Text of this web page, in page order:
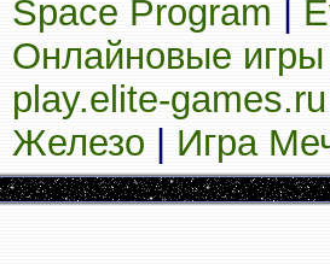
Space Program
Онлайновые игры
play.elite-games.ru
Железо
Игра